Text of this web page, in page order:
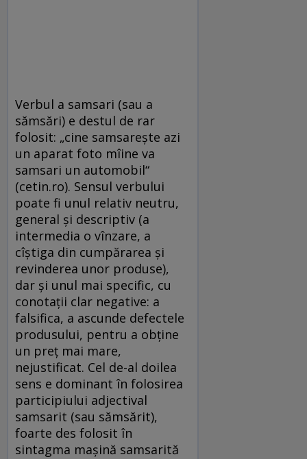
Verbul a samsari (sau a
sămsări) e destul de rar
folosit: „cine samsarește azi
un aparat foto mîine va
samsari un automobil“
(cetin.ro). Sensul verbului
poate fi unul relativ neutru,
general şi descriptiv (a
intermedia o vînzare, a
cîştiga din cumpărarea şi
revinderea unor produse),
dar şi unul mai specific, cu
conotaţii clar negative: a
falsifica, a ascunde defectele
produsului, pentru a obţine
un preţ mai mare,
nejustificat. Cel de-al doilea
sens e dominant în folosirea
participiului adjectival
samsarit (sau sămsărit),
foarte des folosit în
sintagma maşină samsarită